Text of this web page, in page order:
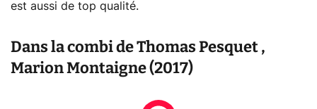
est aussi de top qualité.
Dans la combi de Thomas Pesquet ,
Marion Montaigne (2017)